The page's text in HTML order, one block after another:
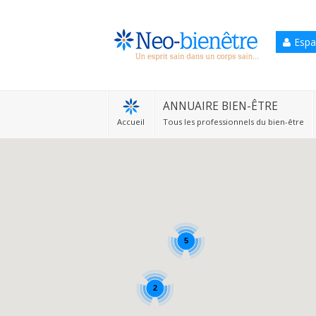
Accueil
ANNUAIRE BIEN-ÊTRE
Tous les professionnels du bien-être
5
2